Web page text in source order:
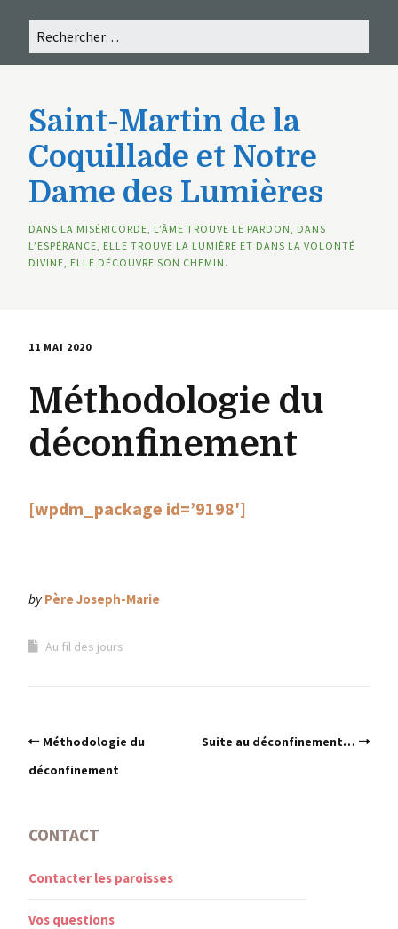
Saint-Martin de la
Coquillade et Notre
Dame des Lumières
DANS LA MISÉRICORDE, L’ÂME TROUVE LE PARDON, DANS
L’ESPÉRANCE, ELLE TROUVE LA LUMIÈRE ET DANS LA VOLONTÉ
DIVINE, ELLE DÉCOUVRE SON CHEMIN.
11 MAI 2020
Méthodologie du
déconfinement
[wpdm_package id=’9198′]
by Père Joseph-Marie
Au fil des jours
Méthodologie du
déconfinement
Suite au déconfinement…
CONTACT
Contacter les paroisses
Vos questions